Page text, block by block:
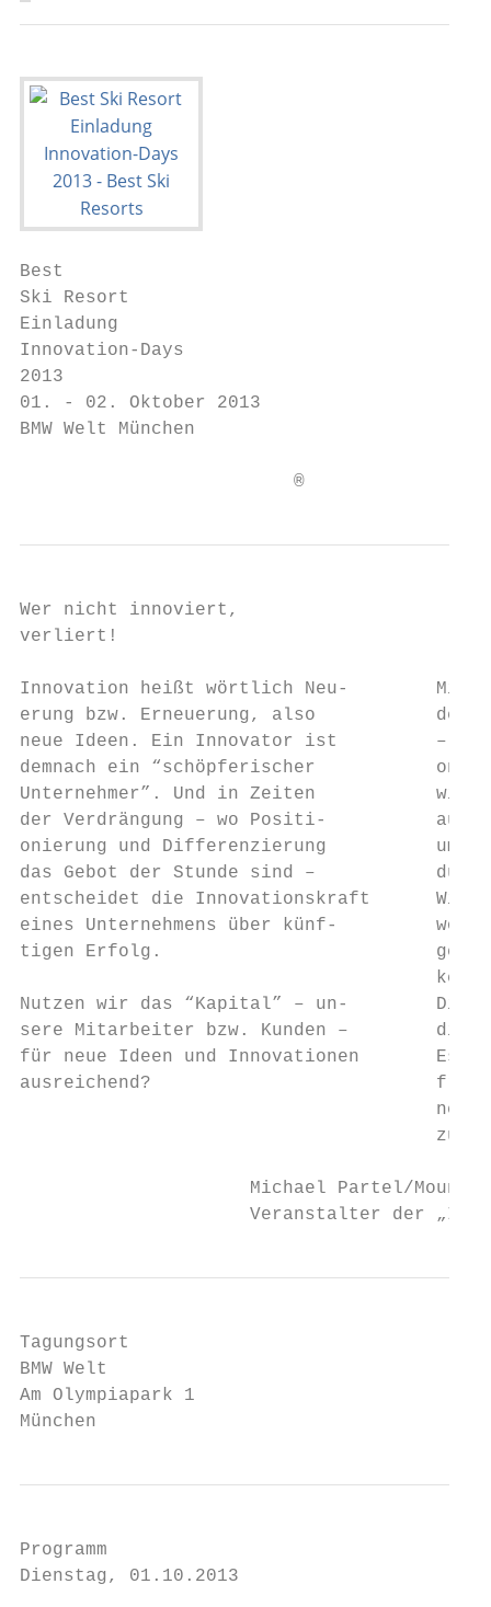
Best
Ski Resort
Einladung
Innovation-Days
2013
01. - 02. Oktober 2013
BMW Welt München
                         ®
Wer nicht innoviert,
verliert!
Innovation heißt wörtlich Neu-        Mit
erung bzw. Erneuerung, also           der
neue Ideen. Ein Innovator ist         –
demnach ein “schöpferischer
Unternehmer”. Und in Zeiten           wir
der Verdrängung – wo Positi-          aus
onierung und Differenzierung
das Gebot der Stunde sind –
entscheidet die Innovationskraft      Wir
eines Unternehmens über künf-
tigen Erfolg.                         gen, um
keit
Nutzen wir das “Kapital” – un-        Die
sere Mitarbeiter bzw. Kunden –        die
für neue Ideen und Innovationen       Es
ausreichend?
zu
Michael Partel/
Veranstalter der
Tagungsort
BMW Welt
Am Olympiapark 1
München
Programm
Dienstag, 01.10.2013